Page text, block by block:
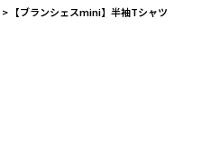
> 【ブランシェスmini】半袖Tシャツ